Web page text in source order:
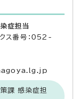
症担当
番号：052-
課 感染症担